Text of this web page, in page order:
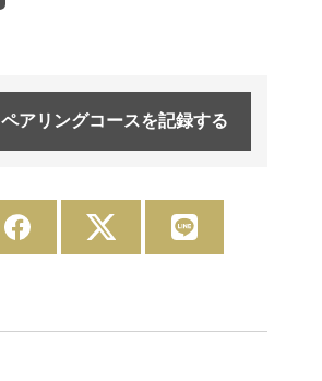
ペアリングコースを記録する